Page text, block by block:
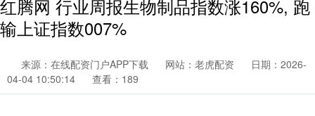
红腾网 行业周报生物制品指数涨160%, 跑
输上证指数007%
来源：在线配资门户APP下载 网站：老虎配资
日期：2026-
04-04 10:50:14
查看：189